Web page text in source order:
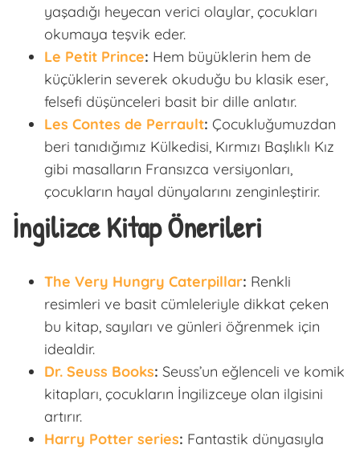
yaşadığı heyecan verici olaylar, çocukları
okumaya teşvik eder.
Le Petit Prince: Hem büyüklerin hem de
küçüklerin severek okuduğu bu klasik eser,
felsefi düşünceleri basit bir dille anlatır.
Les Contes de Perrault: Çocukluğumuzdan
beri tanıdığımız Külkedisi, Kırmızı Başlıklı Kız
gibi masalların Fransızca versiyonları,
çocukların hayal dünyalarını zenginleştirir.
İngilizce Kitap Önerileri
The Very Hungry Caterpillar: Renkli
resimleri ve basit cümleleriyle dikkat çeken
bu kitap, sayıları ve günleri öğrenmek için
idealdir.
Dr. Seuss Books: Seuss’un eğlenceli ve komik
kitapları, çocukların İngilizceye olan ilgisini
artırır.
Harry Potter series: Fantastik dünyasıyla